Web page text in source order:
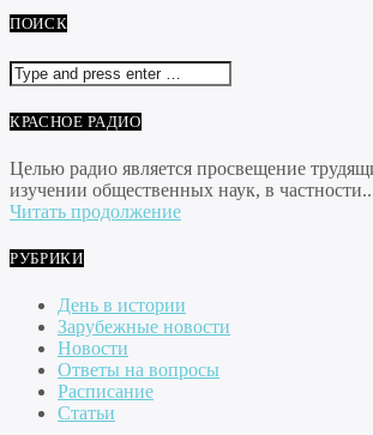
ПОИСК
КРАСНОЕ РАДИО
Целью радио является просвещение
изучении общественных наук, в
Читать продолжение
РУБРИКИ
День в истории
Зарубежные новости
Новости
Ответы на вопросы
Расписание
Статьи